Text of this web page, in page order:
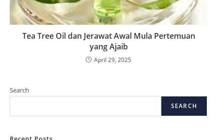
Tea Tree Oil dan Jerawat Awal Mula Pertemuan
yang Ajaib
April 29, 2025
Search
SEARCH